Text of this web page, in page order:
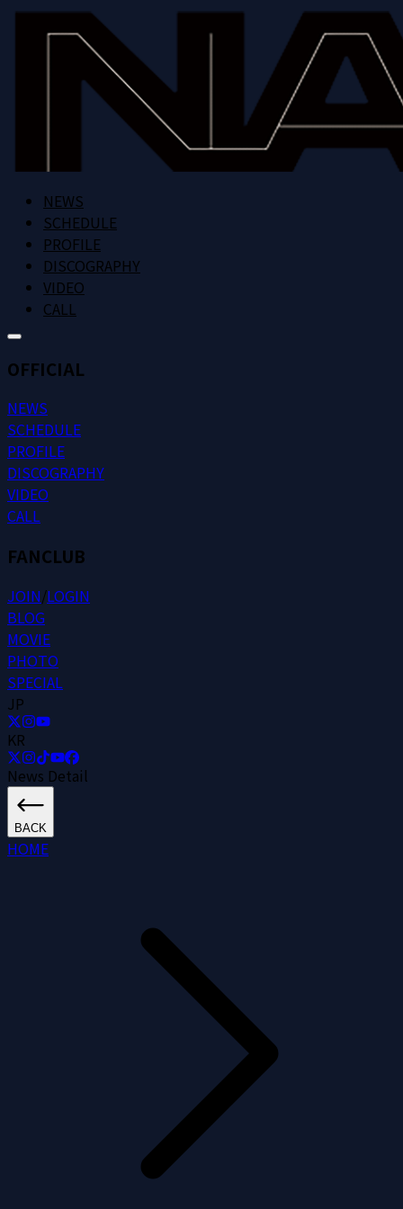
NEWS
SCHEDULE
PROFILE
DISCOGRAPHY
VIDEO
CALL
OFFICIAL
NEWS
SCHEDULE
PROFILE
DISCOGRAPHY
VIDEO
CALL
FANCLUB
JOIN/LOGIN
BLOG
MOVIE
PHOTO
SPECIAL
JP
KR
News Detail
BACK
HOME